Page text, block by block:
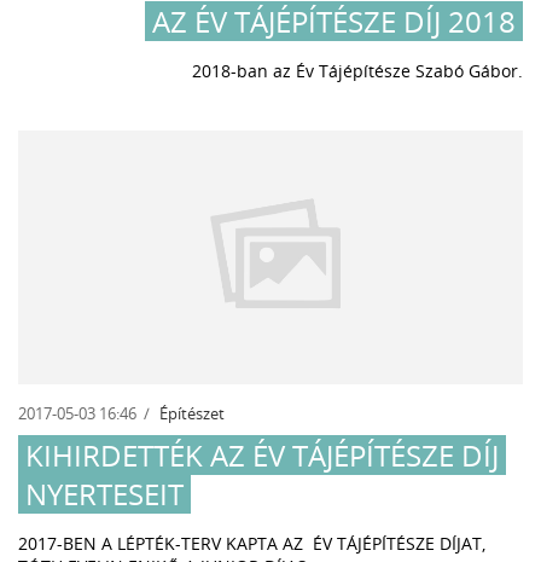
AZ ÉV TÁJÉPÍTÉSZE DÍJ 2018
2018-ban az Év Tájépítésze Szabó Gábor.
2017-05-03 16:46 Építészet
KIHIRDETTÉK AZ ÉV TÁJÉPÍTÉSZE DÍJ
NYERTESEIT
2017-BEN A LÉPTÉK-TERV KAPTA AZ ÉV TÁJÉPÍTÉSZE DÍJAT,